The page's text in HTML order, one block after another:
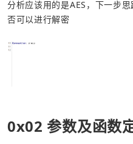
分析应该用的是AES，下一步
否可以进行解密
0x02 参数及函数